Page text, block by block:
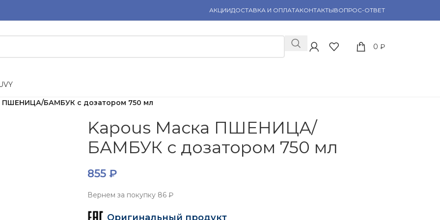
АКЦИИДОСТАВКА И ОПЛАТАКОНТАКТЫВОПРОС-ОТВЕТ
0 ₽
VY
ПШЕНИЦА/БАМБУК с дозатором 750 мл
Kapous Маска ПШЕНИЦА/
БАМБУК с дозатором 750 мл
855 ₽
Вернем за покупку86 ₽
Оригинальный продукт